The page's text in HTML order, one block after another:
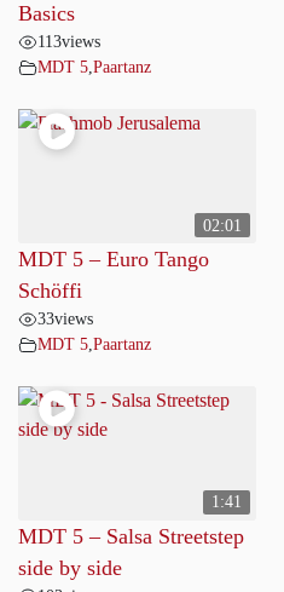
Basics
113views
MDT 5 Paartanz
02:01
MDT 5 – Euro Tango
Schöffi
33views
MDT 5 Paartanz
1:41
MDT 5 – Salsa Streetstep
side by side